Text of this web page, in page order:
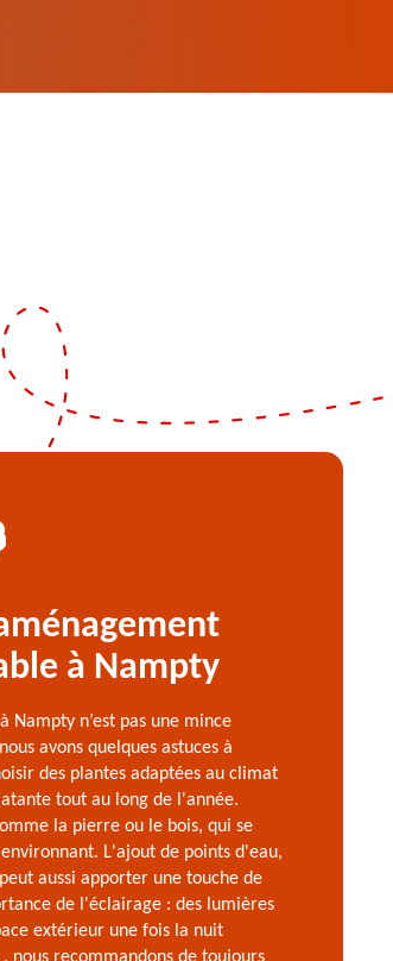
à Nampty
Nampty n’est pas une mince
avons quelques astuces à
des plantes adaptées au climat
tout au long de l'année.
la pierre ou le bois, qui se
L'ajout de points d'eau,
aussi apporter une touche de
de l'éclairage : des lumières
extérieur une fois la nuit